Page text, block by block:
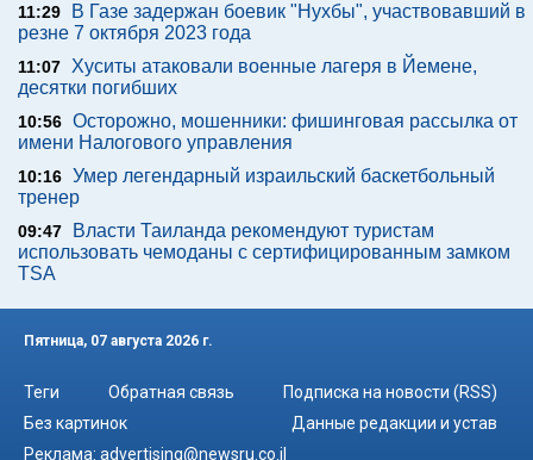
11:29
В Газе задержан боевик "Нухбы", участвовавший в
резне 7 октября 2023 года
11:07 Хуситы атаковали военные лагеря в Йемене,
десятки погибших
10:56 Осторожно, мошенники: фишинговая рассылка от
имени Налогового управления
10:16 Умер легендарный израильский баскетбольный
тренер
09:47
Власти Таиланда рекомендуют туристам
использовать чемоданы с сертифицированным замком
TSA
Пятница, 07 августа 2026 г.
Теги Обратная связь
Подписка на новости (RSS)
Без картинок
Данные редакции и устав
Реклама: advertising@newsru.co.il